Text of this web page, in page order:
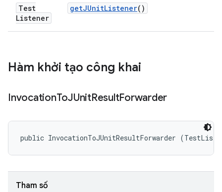
Test
Listener
getJUnitListener()
Hàm khởi tạo công khai
InvocationToJUnitResultForwarder
public InvocationToJUnitResultForwarder
Tham số